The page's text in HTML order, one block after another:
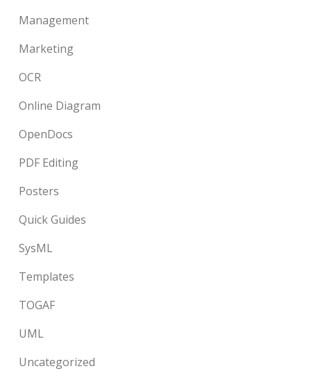
Management
Marketing
OCR
Online Diagram
OpenDocs
PDF Editing
Posters
Quick Guides
SysML
Templates
TOGAF
UML
Uncategorized